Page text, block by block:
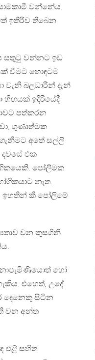
වන්නේය.
ඉතිරිව තිබෙන
සතුටු වන්නට ඉඩ
වීමට හොඳටම
වැනි බලධාරීන් දැන්
හිඟයක් ඉදිරියේදී
පත්කරන
ගුණාත්මක
අතේ සල්ලි
එක
පෝලිමක
නැත.
ඉහතින් කී පෝලිමේ
වන කුසගිනි
හෝ
එහෙත්, උදේ
දෙනෙකු සිටින
වන අන්ත
එළි සහිත